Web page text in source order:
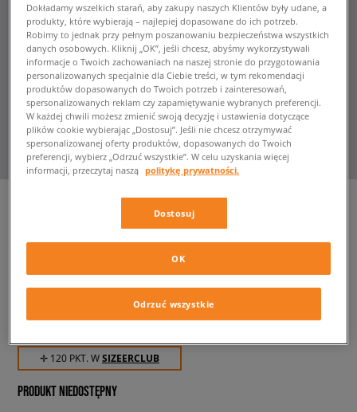
PUMA T-SHIRT/SHORTS TS
dziecięce, dresy
119,99 zł
✛ 120 PKT. WSIZEERCLUB
PRODUKT NIEDOSTĘPNY
Dokładamy wszelkich starań, aby zakupy naszych Klientów były udane, a
produkty, które wybierają – najlepiej dopasowane do ich potrzeb.
Robimy to jednak przy pełnym poszanowaniu bezpieczeństwa wszystkich
danych osobowych. Kliknij „OK”, jeśli chcesz, abyśmy wykorzystywali
informacje o Twoich zachowaniach na naszej stronie do przygotowania
personalizowanych specjalnie dla Ciebie treści, w tym rekomendacji
produktów dopasowanych do Twoich potrzeb i zainteresowań,
spersonalizowanych reklam czy zapamiętywanie wybranych preferencji.
W każdej chwili możesz zmienić swoją decyzję i ustawienia dotyczące
plików cookie wybierając „Dostosuj”. Jeśli nie chcesz otrzymywać
spersonalizowanej oferty produktów, dopasowanych do Twoich
preferencji, wybierz „Odrzuć wszystkie”. W celu uzyskania więcej
informacji, przeczytaj naszą politykę prywatności.
Dostosuj
Odrzuć wszystkie
OK